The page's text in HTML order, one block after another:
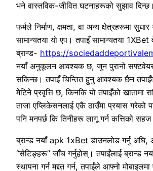
भने वास्तविक-जीवित घटनाहरूको सुझाव दिन्छ।
फर्मले निर्माण, क्षमता, वा अन्य क्षेत्रहरूमा
सामान्यतया यो एप। तपाइँ सामान्यतया 1XBet
ब्रान्ड- https://
नयाँ अनुकूलन आवश्यक छ, जुन पुरानो सफ्टवेयर
सकिन्छ। तपाइँ चिन्तित हुनु आवश्यक छैन
मेटिने प्रवृत्ति छ, किनकि यो तपाइँको खातामा
ताजा एप्लिकेसनलाई एकै ठाउँमा प्रयास गरेको
पनि मनपर्छ कि तिनीहरू लागू गर्न कत्तिको
ब्रान्ड नयाँ apk 1xBet डाउनलोड गर्नु अघि,
“सेटिङ्हरू” जाँच गर्नुहोस्। तपाईंलाई ब्रान्ड
स्थापना गर्न मद्दत गर्न, तपाईंले आफ्नो